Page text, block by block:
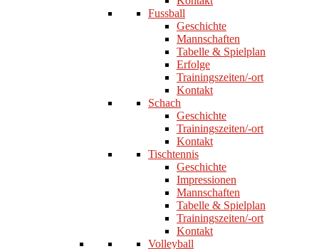
Fussball
Geschichte
Mannschaften
Tabelle & Spielplan
Erfolge
Trainingszeiten/-ort
Kontakt
Schach
Geschichte
Trainingszeiten/-ort
Kontakt
Tischtennis
Geschichte
Impressionen
Mannschaften
Tabelle & Spielplan
Trainingszeiten/-ort
Kontakt
Volleyball